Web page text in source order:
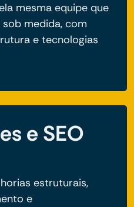
mesma equipe que
medida, com
e tecnologias
e SEO
estruturais,
e